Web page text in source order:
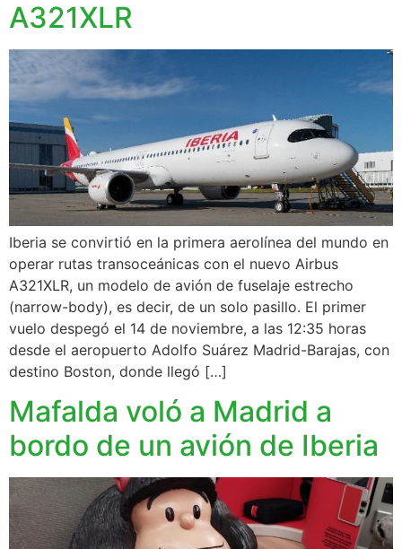
A321XLR
Iberia se convirtió en la primera aerolínea del mundo en
operar rutas transoceánicas con el nuevo Airbus
A321XLR, un modelo de avión de fuselaje estrecho
(narrow-body), es decir, de un solo pasillo. El primer
vuelo despegó el 14 de noviembre, a las 12:35 horas
desde el aeropuerto Adolfo Suárez Madrid-Barajas, con
destino Boston, donde llegó […]
Mafalda voló a Madrid a
bordo de un avión de Iberia